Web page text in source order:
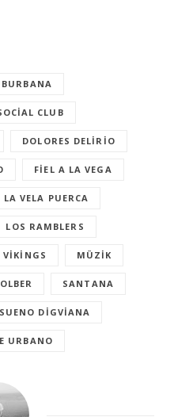
CLUB
DOLORES DELIRIO
FIEL A LA VEGA
LA VELA PUERCA
LOS RAMBLERS
VIKINGS MÜZIK
SANTANA
SUENO DIGVIANA
URBANO